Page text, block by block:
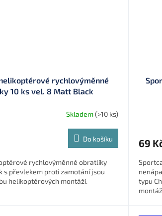
rychlovýměnné
10 ks vel. 8 Matt Black
Skladem(>10 ks)
Do košíku
rychlovýměnné obratlíky
s převlekem proti zamotání jsou
helikoptérových montáží.
69
typu